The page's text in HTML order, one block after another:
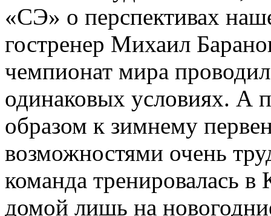
«СЭ» о перспективах
гостренер Михаил
чемпионат мира
одинаковых условиях. А
образом к зимнему
возможностями очень
команда тренировалась
домой лишь на